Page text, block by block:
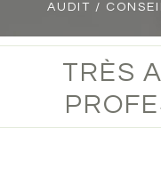
AUDIT /
TRÈS